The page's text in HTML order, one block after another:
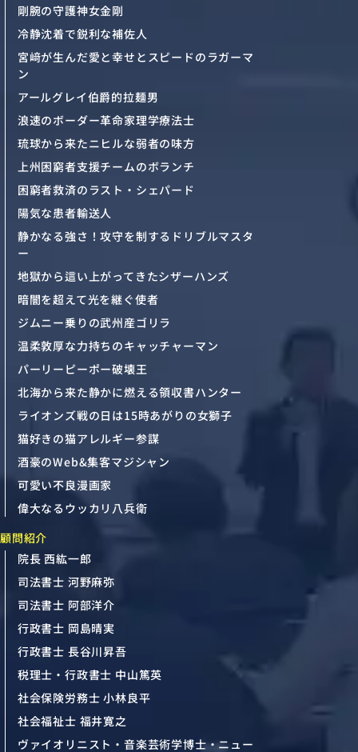
剛腕の守護神女金剛
冷静沈着で鋭利な補佐人
宮﨑が生んだ愛と幸せとスピードのラガーマ
ン
アールグレイ伯爵的拉麺男
浪速のボーダー革命家理学療法士
琉球から来たニヒルな弱者の味方
上州困窮者支援チームのボランチ
困窮者救済のラスト・シェパード
陽気な患者輸送人
静かなる強さ！攻守を制するドリブルマスタ
ー
地獄から這い上がってきたシザーハンズ
暗闇を超えて光を継ぐ使者
ジムニー乗りの武州産ゴリラ
温柔敦厚な力持ちのキャッチャーマン
パーリーピーポー破壊王
北海から来た静かに燃える領収書ハンター
ライオンズ戦の日は15時あがりの女獅子
猫好きの猫アレルギー参謀
酒豪のWeb&集客マジシャン
可愛い不良漫画家
偉大なるウッカリ八兵衛
顧問紹介
院長 西紘一郎
司法書士 河野麻弥
司法書士 阿部洋介
行政書士 岡島晴実
行政書士 長谷川昇吾
税理士・行政書士 中山篤英
社会保険労務士 小林良平
社会福祉士 福井寛之
ヴァイオリニスト・音楽芸術学博士・ニュー